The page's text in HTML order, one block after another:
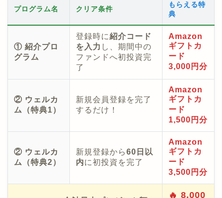
プログラム名 クリア条件
もらえる特
典
① 紹介プロ
グラム
登録時に紹介コード
を入力 し、期間中の
ファンドへ初投資完
了
Amazon
ギフトカ
ード
3,000円分
② ウェルカ
ム（特典1）
新規会員登録を完了
するだけ！
Amazon
ギフトカ
ード
1,500円分
② ウェルカ
ム（特典2）
新規登録から60日以
内に初投資を完了
Amazon
ギフトカ
ード
3,500円分
🔥 8,000